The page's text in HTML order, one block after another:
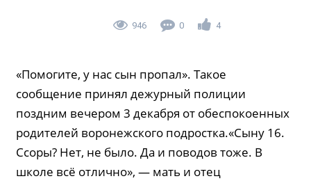
946 0 4
«Помогите, у нас сын пропал». Такое
сообщение принял дежурный полиции
поздним вечером 3 декабря от обеспокоенных
родителей воронежского подростка.«Сыну 16.
Ссоры? Нет, не было. Да и поводов тоже. В
школе всё отлично», — мать и отец